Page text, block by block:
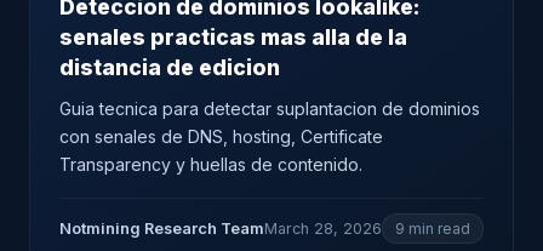
Deteccion de dominios lookalike:
senales practicas mas alla de la
distancia de edicion
Guia tecnica para detectar suplantacion de dominios
con senales de DNS, hosting, Certificate
Transparency y huellas de contenido.
Notmining Research TeamMarch 28, 2026 9 min read